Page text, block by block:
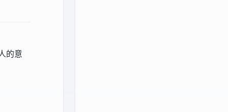
的意